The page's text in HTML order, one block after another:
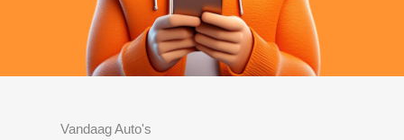
Vandaag Auto's